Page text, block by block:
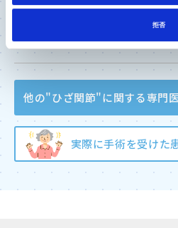
拒否
記事一覧
他の"ひざ関節"に関する専門
実際に手術を受けた